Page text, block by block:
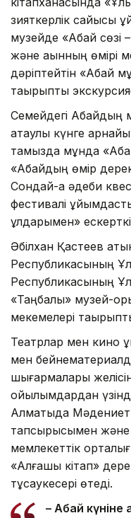
зияткерлік сайысы
музейде «Абай сөзі
және ақынның
дәріптейтін «Абай
тақырыптық
Семейдегі Абайдың
атаулы күнге арнайы
тамызда мұнда
«Абайдың өмір
Сондай-ақ әдеби
фестивалі
ұлдарымен»
Әбілхан Қастеев
Республикасының
Республикасының
«Таңбалы» музей-
мекемелері
Театрлар мен кино
мен
шығармалары
қойылымдардан
Алматыда Мәдениет
тапсырысымен және
мемлекеттік
«Алғашқы кітап»
тұсаукесері өтеді.
– Абай күніне